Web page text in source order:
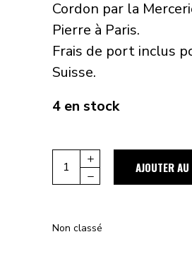
Cordon par la
Pierre à Paris.
Frais de port inclus
Suisse.
4 en stock
Quantity
AJOUTER
Non classé